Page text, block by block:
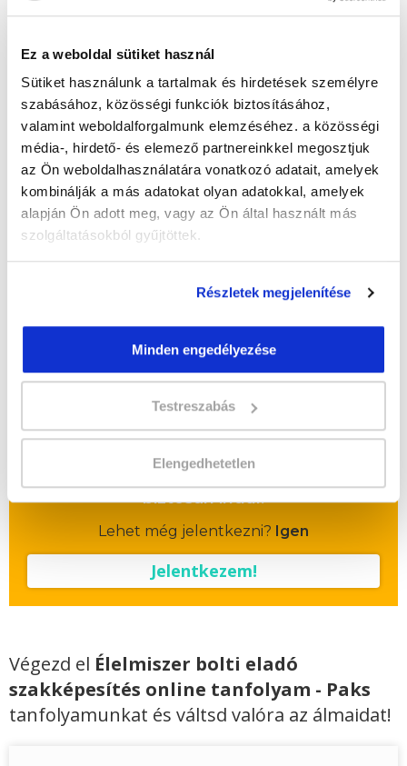
Ez a weboldal sütiket használ
Sütiket használunk a tartalmak és hirdetések személyre
szabásához, közösségi funkciók biztosításához,
valamint weboldalforgalmunk elemzéséhez. a közösségi
média-, hirdető- és elemező partnereinkkel megosztjuk
az Ön weboldalhasználatára vonatkozó adatait, amelyek
kombinálják a más adatokat olyan adatokkal, amelyek
alapján Ön adott meg, vagy az Ön által használt más
szolgáltatásokból gyűjtöttek.
Részletek megjelenítése
Minden engedélyezése
Testreszabás
Elengedhetetlen
guzmics.greta@tanfolyam.hu
" T " csoport
Képzés ára:79 000 Ft
egyösszegű befizetés esetén + minden
hallgatónk részére ajándék Pénztárgép helyes
60 000 Ft
A csoport a meghirdetett időpontban
biztosan indul!
Lehet még jelentkezni? Igen
Jelentkezem!
Végezd el Élelmiszer bolti eladó
szakképesítés online tanfolyam - Paks
tanfolyamunkat és váltsd valóra az álmaidat!